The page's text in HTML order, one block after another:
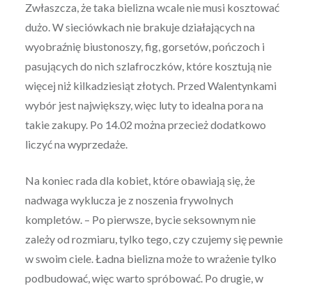
Zwłaszcza, że taka bielizna wcale nie musi kosztować
dużo. W sieciówkach nie brakuje działających na
wyobraźnię biustonoszy, fig, gorsetów, pończoch i
pasujących do nich szlafroczków, które kosztują nie
więcej niż kilkadziesiąt złotych. Przed Walentynkami
wybór jest największy, więc luty to idealna pora na
takie zakupy. Po 14.02 można przecież dodatkowo
liczyć na wyprzedaże.
Na koniec rada dla kobiet, które obawiają się, że
nadwaga wyklucza je z noszenia frywolnych
kompletów. – Po pierwsze, bycie seksownym nie
zależy od rozmiaru, tylko tego, czy czujemy się pewnie
w swoim ciele. Ładna bielizna może to wrażenie tylko
podbudować, więc warto spróbować. Po drugie, w